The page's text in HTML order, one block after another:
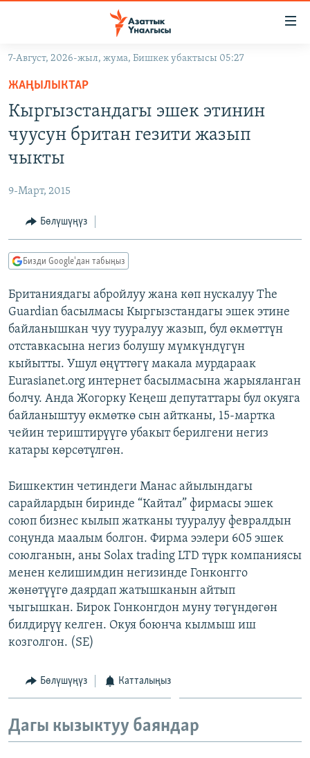
Навигацияга
өтүңүз
Издөөгө
салыңызКЫРГЫЗСТАН
МАДАНИЯТ
ДҮЙНӨ
УКРАИНА
ТВ ПРОГРАММАЛАР
БҮГҮН АЗАТТЫКТА
ДАНИСТЕ
ЭЖЕ-СИҢДИЛЕР
АЗАТТЫК+
ЫҢГАЙСЫЗ СУРООЛОР
ПОДКАСТ
ОНЛАЙН ШЕРИНЕ
ЭЕ/АРнун бардык сайттары
7-Август, 2026-жыл, жума, Бишкек убактысы 05:27
ЖАҢЫЛЫКТАР
Кыргызстандагы эшек этинин
чуусун британ гезити жазып
чыкты
9-Март, 2015
Бөлүшүңүз
Бизди Google'дан табыңыз
Британиядагы абройлуу жана көп нускалуу The
Guardian басылмасы Кыргызстандагы эшек этине
байланышкан чуу тууралуу жазып, бул өкмөттүн
отставкасына негиз болушу мүмкүндүгүн
кыйытты. Ушул өңүттөгү макала мурдараак
Eurasianet.org интернет басылмасына жарыяланган
болчу. Анда Жогорку Кеңеш депутаттары бул окуяга
байланыштуу өкмөткө сын айтканы, 15-мартка
чейин териштирүүгө убакыт берилгени негиз
катары көрсөтүлгөн.
Бишкектин четиндеги Манас айылындагы
сарайлардын биринде “Кайтал” фирмасы эшек
союп бизнес кылып жатканы тууралуу февралдын
соңунда маалым болгон. Фирма ээлери 605 эшек
союлганын, аны Solax trading LTD түрк компаниясы
менен келишимдин негизинде Гонконгго
жөнөтүүгө даярдап жатышканын айтып
чыгышкан. Бирок Гонконгдон муну төгүндөгөн
билдирүү келген. Окуя боюнча кылмыш иш
козголгон. (SE)
Бөлүшүңүз Катталыңыз
Дагы кызыктуу баяндар